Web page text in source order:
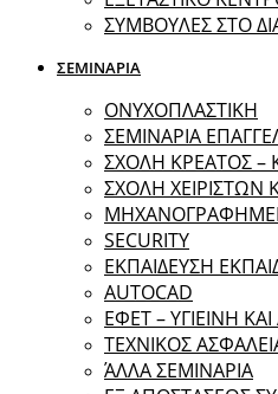
ΣΥΜΒΟΥΛΕΣ ΣΤΟ
ΣΕΜΙΝΑΡΙΑ
ΟΝΥΧΟΠΛΑΣΤΙΚΗ
ΣΕΜΙΝΑΡΙΑ
ΣΧΟΛΗ ΚΡΕΑΤΟΣ
ΣΧΟΛΗ ΧΕΙΡΙΣΤΩΝ
SECURITY
ΕΚΠΑΙΔΕΥΣΗ
ΑUTOCAD
ΕΦΕΤ – ΥΓΙΕΙΝΗ
ΤΕΧΝΙΚΟΣ
ΆΛΛΑ ΣΕΜΙΝΑΡΙΑ